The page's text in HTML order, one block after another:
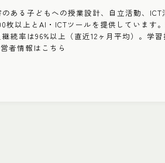
ある子どもへの授業設計、自立活動、ICT
以上とAI・ICTツールを提供しています
続率は96%以上（直近12ヶ月平均）。学
者情報はこちら